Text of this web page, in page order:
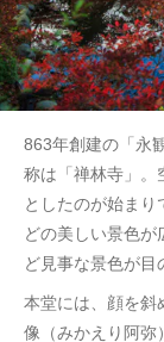
863年創建の「永
称は「禅林寺」。
としたのが始まり
どの美しい景色
ど見事な景色が目
本堂には、顔を斜
像（みかえり阿弥